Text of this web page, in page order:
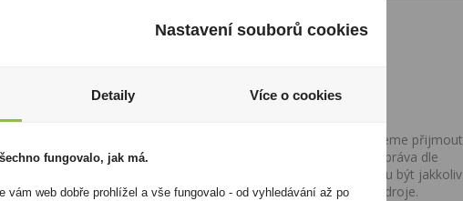
že jsou informace o výrobcích pravidelně aktualizovány, nemůžeme přijmout
za jakékoliv nesprávné informace. To však nemá vliv na Vaše práva dle
informace jsou podávány pouze pro osobní použití a nemohou být jakkoliv
bez předchozího souhlasu DonPealo ani bez řádného uvedení zdroje.
Nastavení souborů cookies
Detaily Více o cookies
fungovalo, jak má.
vám web dobře prohlížel a vše fungovalo - od vyhledávání až po